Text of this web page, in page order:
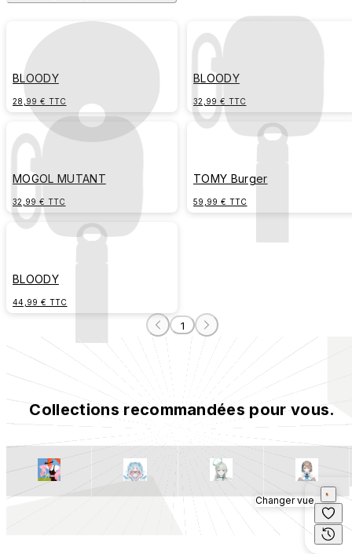
BLOODY
28,99 € TTC
BLOODY
32,99 € TTC
MOGOL MUTANT
32,99 € TTC
TOMY Burger
59,99 € TTC
BLOODY
44,99 € TTC
1
Collections recommandées pour vous.
Changer vue